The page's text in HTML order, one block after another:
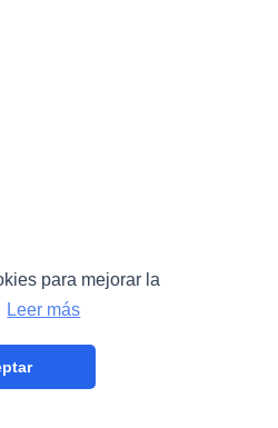
para mejorar la
Leer más